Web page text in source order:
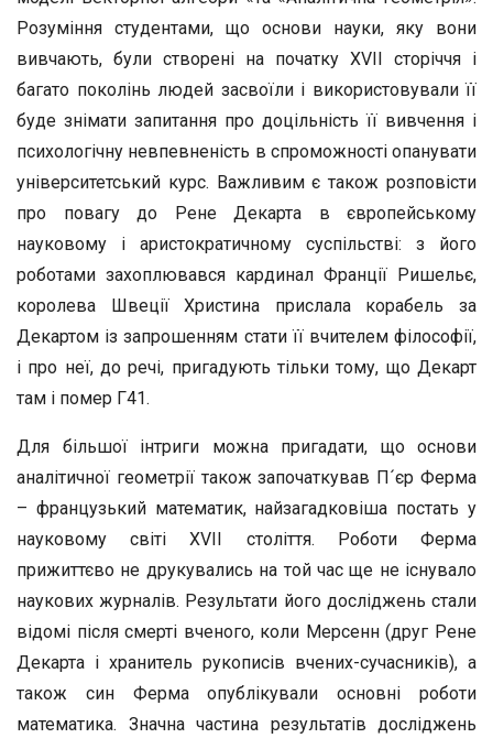
Розуміння студентами, що основи науки, яку вони
вивчають, були створені на початку XVII сторіччя і
багато поколінь людей засвоїли і використовували її
буде знімати запитання про доцільність її вивчення і
психологічну невпевненість в спроможності опанувати
університетський курс. Важливим є також розповісти
про повагу до Рене Декарта в європейському
науковому і аристократичному суспільстві: з його
роботами захоплювався кардинал Франції Ришельє,
королева Швеції Христина прислала корабель за
Декартом із запрошенням стати її вчителем філософії,
і про неї, до речі, пригадують тільки тому, що Декарт
там і помер Г41.
Для більшої інтриги можна пригадати, що основи
аналітичної геометрії також започаткував П´єр Ферма
– французький математик, найзагадковіша постать у
науковому світі XVII століття. Роботи Ферма
прижиттєво не друкувались на той час ще не існувало
наукових журналів. Результати його досліджень стали
відомі після смерті вченого, коли Мерсенн (друг Рене
Декарта і хранитель рукописів вчених-сучасників), а
також син Ферма опублікували основні роботи
математика. Значна частина результатів досліджень